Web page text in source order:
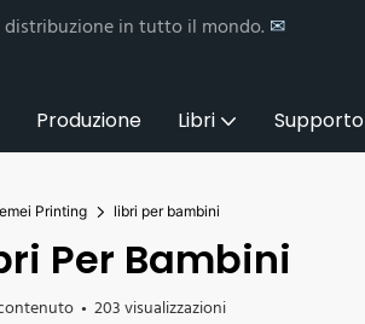
distribuzione in tutto il mondo. ✉
Produzione Libri Supporto
Printing libri per bambini
Per Bambini
203 visualizzazioni